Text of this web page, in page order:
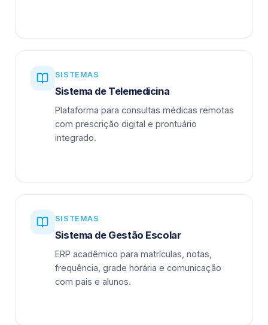
SISTEMAS
Sistema de Telemedicina
Plataforma para consultas médicas remotas
com prescrição digital e prontuário
integrado.
SISTEMAS
Sistema de Gestão Escolar
ERP acadêmico para matrículas, notas,
frequência, grade horária e comunicação
com pais e alunos.